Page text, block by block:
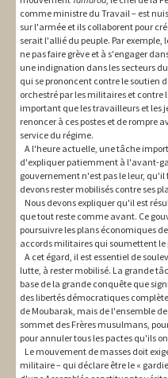
comme ministre du Travail – est
sur l'armée et ils collaborent pour
serait l'allié du peuple. Par
ne pas faire grève et à s'engager
une indignation dans les secteurs
qui se prononcent contre le soutien
orchestré par les militaires et
important que les travailleurs et les
renoncer à ces postes et de rompre
service du régime.
A l'heure actuelle, une tâche
d'expliquer patiemment à l'avant-
gouvernement n'est pas le leur,
devons rester mobilisés contre ses
Nous devons expliquer qu'il est
que tout reste comme avant. Ce
poursuivre les plans économiques
accords militaires qui soumettent le
A cet égard, il est essentiel de
lutte, à rester mobilisé. La grande
base de la grande conquête que
des libertés démocratiques
de Moubarak, mais de l'ensemble
sommet des Frères musulmans,
pour annuler tous les pactes qu'ils
Le mouvement de masses doit
militaire – qui déclare être le «